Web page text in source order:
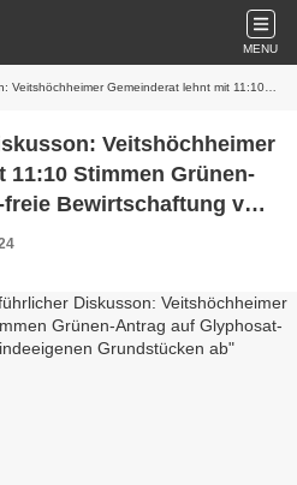
MENU
11:10 Stimmen Grünen-Antrag auf Glyphosat-freie Bewirtschaftung von gemeindeeigenen Grundstücken ab
Veitshöchheimer
Bewirtschaftung von
ab